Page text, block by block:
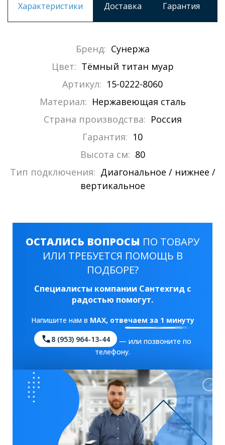
Характеристики Доставка Гарантия
Бренд: Сунержа
Цвет: Тёмный титан муар
Артикул: 15-0222-8060
Материал: Нержавеющая сталь
Страна производства: Россия
Гарантия: 10
Высота см: 80
Тип подключения: Диагональное / нижнее /
вертикальное
ОСТАЛИСЬ ВОПРОСЫ ПО ТОВАРУ
ИЛИ ТРЕБУЕТСЯ ПОМОЩЬ В
ПОДБОРЕ?
Специалисты компании Сантехгид с
радостью помогут.
Напишите нам в MAX, отвечаем за 1 минуту
8 (953) 964-13-44
— или позвоните по
телефону.